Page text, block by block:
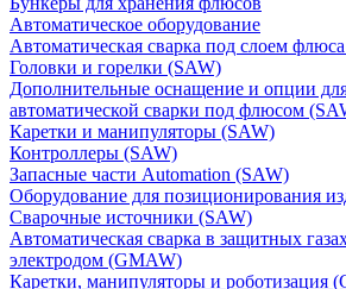
Автоматическое оборудование
Автоматическая сварка под слоем
Головки и горелки (SAW)
Дополнительные оснащение и опции
автоматической сварки под флюсом
Каретки и манипуляторы (SAW)
Контроллеры (SAW)
Запасные части Automation (SAW)
Оборудование для позиционирования
Сварочные источники (SAW)
Автоматическая сварка в защитных
электродом (GMAW)
Каретки, манипуляторы и роботизация